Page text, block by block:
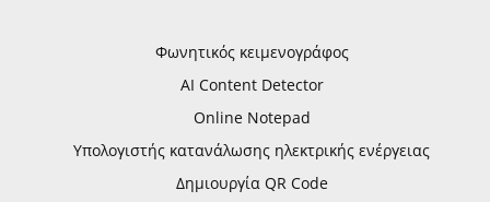
Φωνητικός κειμενογράφος
AI Content Detector
Online Notepad
Υπολογιστής κατανάλωσης ηλεκτρικής ενέργειας
Δημιουργία QR Code